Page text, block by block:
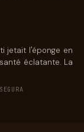
jetait l'éponge en
éclatante. La